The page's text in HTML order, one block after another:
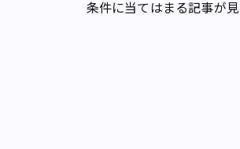
条件に当てはまる記事が